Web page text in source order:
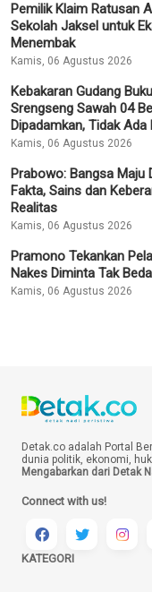
Pemilik Klaim Ratusan
Sekolah Jaksel untuk
Menembak
Kamis, 06 Agustus 2026
Kebakaran Gudang
Srengseng Sawah 04
Dipadamkan, Tidak Ada
Kamis, 06 Agustus 2026
Prabowo: Bangsa Maju
Fakta, Sains dan
Realitas
Kamis, 06 Agustus 2026
Pramono Tekankan
Nakes Diminta Tak
Kamis, 06 Agustus 2026
Detak.co adalah Portal
dunia politik, ekonomi,
Mengabarkan dari Detak
Connect with us!
KATEGORI